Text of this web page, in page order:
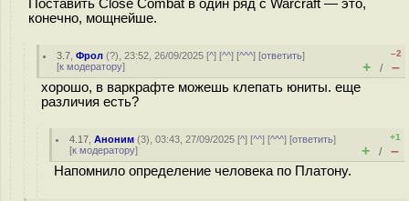
Поставить Close Combat в один ряд с Warcraft — это,
конечно, мощнейше.
3.7 ,Фрол (?), 23:52, 26/09/2025 [^] [^^] [^^^] [ответить]
[к модератору]
–2
+ / –
хорошо, в варкрафте можешь клепать юниты. еще
различия есть?
4.17 ,Аноним (3), 03:43, 27/09/2025 [^] [^^] [^^^] [ответить]
[к модератору]
+1
+ / –
Напомнило определение человека по Платону.